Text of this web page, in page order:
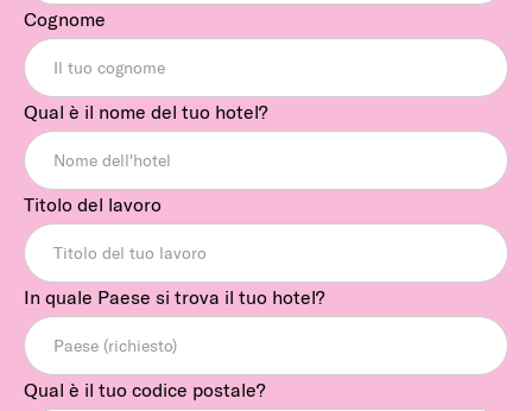
Cognome
Qual è il nome del tuo hotel?
Titolo del lavoro
In quale Paese si trova il tuo hotel?
Qual è il tuo codice postale?